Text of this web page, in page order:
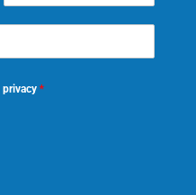
o
n
m
e
privacy *